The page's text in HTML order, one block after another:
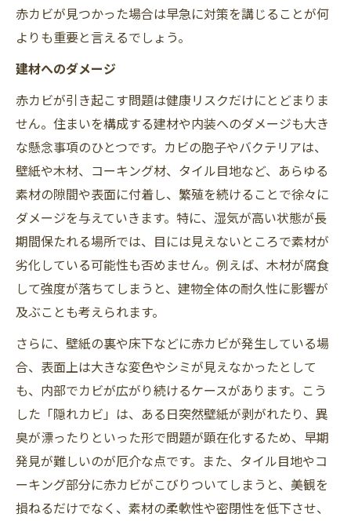
赤カビが見つかった場合は早急に対策を講じることが何
よりも重要と言えるでしょう。
建材へのダメージ
赤カビが引き起こす問題は健康リスクだけにとどまりま
せん。住まいを構成する建材や内装へのダメージも大き
な懸念事項のひとつです。カビの胞子やバクテリアは、
壁紙や木材、コーキング材、タイル目地など、あらゆる
素材の隙間や表面に付着し、繁殖を続けることで徐々に
ダメージを与えていきます。特に、湿気が高い状態が長
期間保たれる場所では、目には見えないところで素材が
劣化している可能性も否めません。例えば、木材が腐食
して強度が落ちてしまうと、建物全体の耐久性に影響が
及ぶことも考えられます。
さらに、壁紙の裏や床下などに赤カビが発生している場
合、表面上は大きな変色やシミが見えなかったとして
も、内部でカビが広がり続けるケースがあります。こう
した「隠れカビ」は、ある日突然壁紙が剥がれたり、異
臭が漂ったりといった形で問題が顕在化するため、早期
発見が難しいのが厄介な点です。また、タイル目地やコ
ーキング部分に赤カビがこびりついてしまうと、美観を
損ねるだけでなく、素材の柔軟性や密閉性を低下させ、